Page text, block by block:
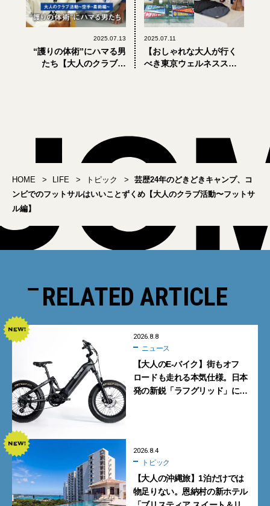
2025.07.13
“護りの体術”にハマる男
たち【大人のクラブ活
2025.07.11
【おしゃれな大人が行く
べき東京ウェルネススポ
HOME LIFE トピック
芸歴24年のどきどきキャンプ、コ
ンビでのフットサルはいいことずくめ【大人のクラブ活動〜フットサ
ル編】
RELATED ARTICLE
2026.8.8
ニュース
【大人のE-バイク】街もオフ
ロードも走れる本気仕様。日本
発の新鋭「ラフグリッド」に注
2026.8.4
トピック
【大人の沖縄旅】1泊だけでは
物足りない。恩納村の新ホテル